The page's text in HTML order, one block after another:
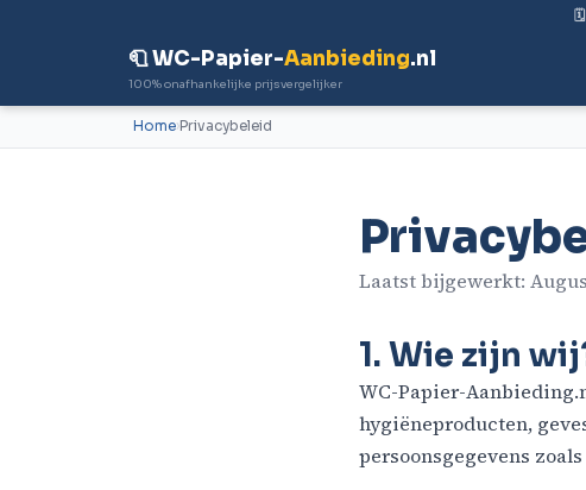
🧻 WC-Papier-Aanbieding.nl
100% onafhankelijke prijsvergelijker
Home Privacybeleid
Laatst bijgewerkt:
1. Wie zijn
WC-Papier-
hygiëneproducten,
persoonsgegevens